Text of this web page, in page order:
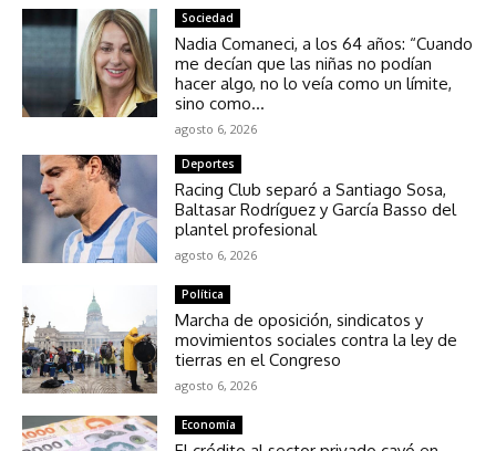
Sociedad
Nadia Comaneci, a los 64 años: “Cuando
me decían que las niñas no podían
hacer algo, no lo veía como un límite,
sino como...
agosto 6, 2026
Deportes
Racing Club separó a Santiago Sosa,
Baltasar Rodríguez y García Basso del
plantel profesional
agosto 6, 2026
Política
Marcha de oposición, sindicatos y
movimientos sociales contra la ley de
tierras en el Congreso
agosto 6, 2026
Economía